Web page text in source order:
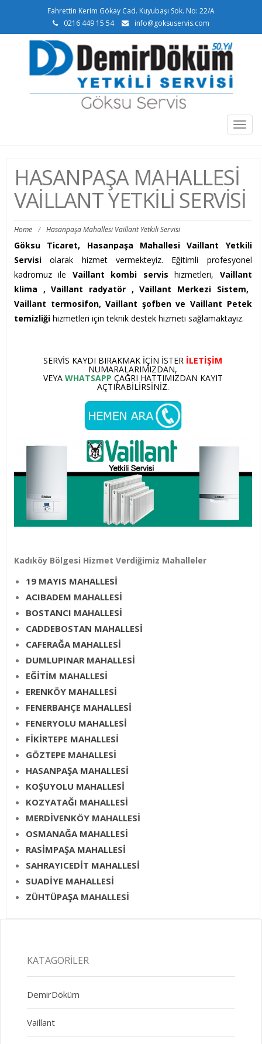
Fahrettin Kerim Gökay Cad. Kuyubaşı Sok. No: 22/A
0216 449 15 54
info@goksuservis.com
HASANPAŞA MAHALLESI
VAILLANT YETKILI SERVISI
Home / Hasanpaşa Mahallesi Vaillant Yetkili Servisi
Göksu Ticaret, Hasanpaşa Mahallesi Vaillant Yetkili
Servisiolarak hizmet vermekteyiz. Eğitimli profesyonel
kadromuz ile Vaillant kombi servis hizmetleri, Vaillant
klima , Vaillant radyatör , Vaillant Merkezi Sistem,
Vaillant termosifon, Vaillant şofben ve Vaillant Petek
temizliğihizmetleri için teknik destek hizmeti sağlamaktayız.
SERVIS KAYDI BIRAKMAK IÇIN ISTER ILETIŞIM
NUMARALARIMIZDAN,
VEYA WHATSAPP ÇAĞRI HATTIMIZDAN KAYIT
AÇTIRABILIRSINIZ.
Kadıköy Bölgesi Hizmet Verdiğimiz Mahalleler
19 MAYIS MAHALLESİ
ACIBADEM MAHALLESİ
BOSTANCI MAHALLESİ
CADDEBOSTAN MAHALLESİ
CAFERAĞA MAHALLESİ
DUMLUPINAR MAHALLESİ
EĞİTİM MAHALLESİ
ERENKÖY MAHALLESİ
FENERBAHÇE MAHALLESİ
FENERYOLU MAHALLESİ
FİKİRTEPE MAHALLESİ
GÖZTEPE MAHALLESİ
HASANPAŞA MAHALLESİ
KOŞUYOLU MAHALLESİ
KOZYATAĞI MAHALLESİ
MERDİVENKÖY MAHALLESİ
OSMANAĞA MAHALLESİ
RASİMPAŞA MAHALLESİ
SAHRAYICEDİT MAHALLESİ
SUADİYE MAHALLESİ
ZÜHTÜPAŞA MAHALLESİ
KATAGORILER
DemirDöküm
Vaillant